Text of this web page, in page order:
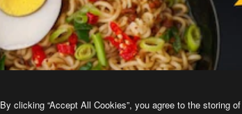
By clicking “Accept All Cookies”, you agree to the storing